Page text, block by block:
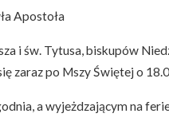
Apostoła
i św. Tytusa, biskupów
zaraz po Mszy Świętej o
a wyjeżdzającym na